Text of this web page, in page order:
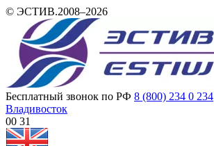
© ЭСТИВ.2008–2026
Бесплатный звонок по РФ 8 (800) 234 0 234
Владивосток
00:31